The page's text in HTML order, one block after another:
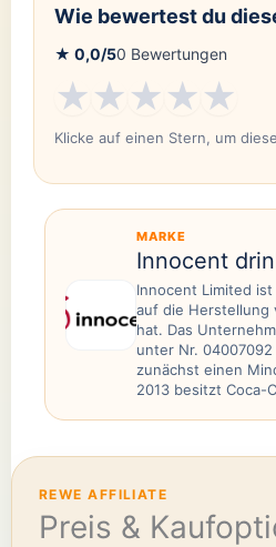
Wie bewertest du
★ 0,0/50 Bewertungen
★★★★★
Klicke auf einen Stern, um
MARKE
Innocent
Innocent Limited
auf die Herstellung
hat. Das
unter Nr.
zunächst einen
2013 besitzt Coca-
REWE AFFILIATE
Preis &